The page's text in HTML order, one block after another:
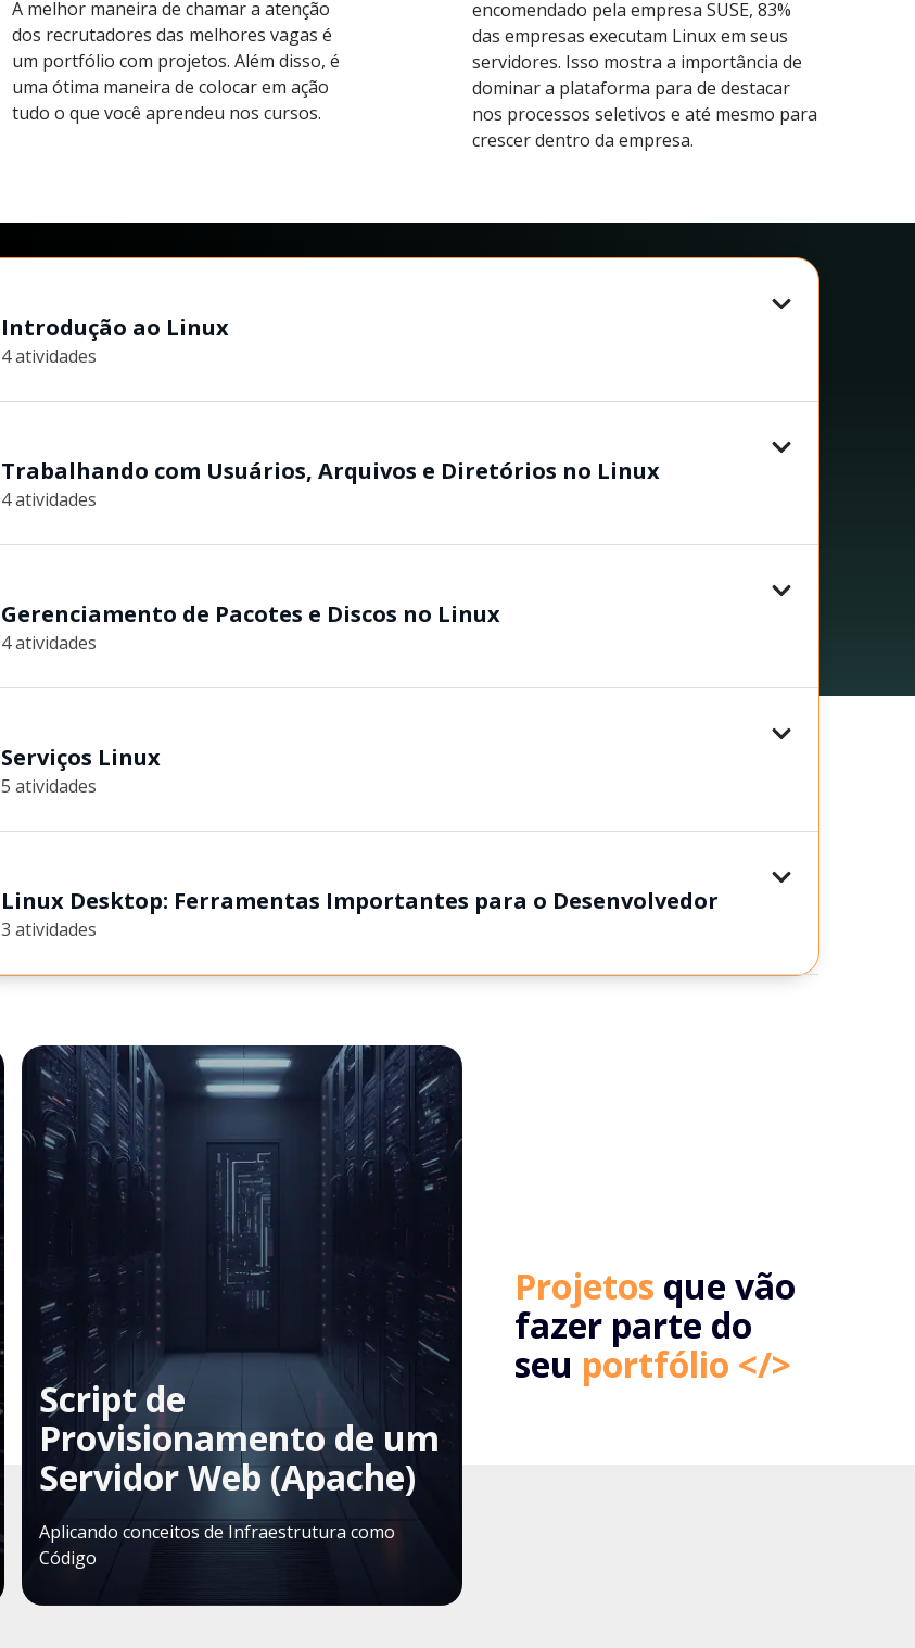
A melhor maneira de chamar a atenção
dos recrutadores das melhores vagas é
um portfólio com projetos. Além disso, é
uma ótima maneira de colocar em ação
tudo o que você aprendeu nos cursos.
encomendado pela empresa SUSE, 83%
das empresas executam Linux em seus
servidores. Isso mostra a importância de
dominar a plataforma para de destacar
nos processos seletivos e até mesmo para
crescer dentro da empresa.
Introdução ao Linux
4 atividades
Trabalhando com Usuários, Arquivos e Diretórios no Linux
4 atividades
Gerenciamento de Pacotes e Discos no Linux
4 atividades
Serviços Linux
5 atividades
Linux Desktop: Ferramentas Importantes para o Desenvolvedor
3 atividades
Projetos que vão
fazer parte do
seu portfólio </>
Script de
Provisionamento de um
Servidor Web (Apache)
Aplicando conceitos de Infraestrutura como
Código